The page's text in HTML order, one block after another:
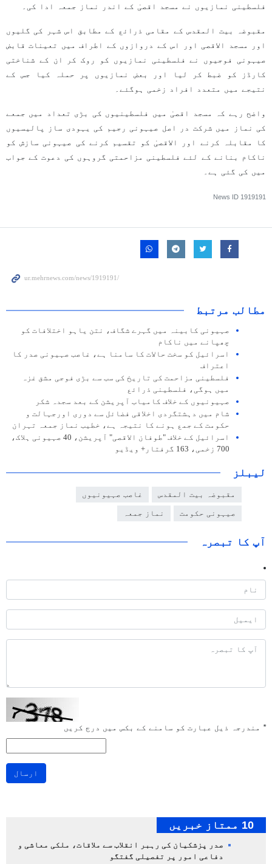
فلسطینی نمازیوں نے مسجد اقصیٰ کے اندر نماز جمعہ ادا کی۔
مقبوضہ بیت المقدس کے مقامی ذرائع کے مطابق اس شہر کی گلیوں
اور مسجد الاقصی اور اس کے دروازوں کے اطراف میں تعینات قابض
صیہونی فوجیوں نے فلسطینی نمازیوں کو روک کر ان کے شناختی
کارڈز کو ضبط کر لیا اور بعض نمازیوں پر حملہ کیا جس کے
نتیجے میں متعدد افراد زخمی ہوگئے۔
واضح رہے کہ مسجد اقصیٰ میں فلسطینیوں کی بڑی تعداد میں جمعے
کی نماز میں شرکت در اصل صیہونی رجیم کی یہودی ساز پالیسیوں
کا مقابلہ کرنے اور الاقصیٰ کو تقسیم کرنے کی صیہونی سازش کو
ناکام بنانے کے لئے فلسطینی مزاحمتی گروہوں کی دعوت کے جواب
میں کی گئی ہے۔
News ID 1919191
مطالب مرتبط
صہیونی کابینہ میں گہرے شگاف، نتن یاہو اختلافات کو
چھپانے میں ناکام
اسرائیل کو سخت حالات کا سامنا ہے، غاصب صہیونی صدر کا
اعتراف
فلسطینی مزاحمت کی تاریخ کی سب سے بڑی فوجی مشق غزہ
میں ہوگی، فلسطینی ذرائع
صہیونیوں کے خلاف کامیاب آپریشن کے بعد سجدہ شکر
شام میں دہشتگردی اخلاقی فضائل سے دوری اورجہالت و
حکومت کے جمع ہونے کا نتیجہ ہے، خطیب نماز جمعہ تہران
اسرائیل کے خلاف "طوفان الاقصی" آپریشن، 40 صہیونی ہلاک،
700 زخمی، 163 گرفتار+ ویڈیو
لیبلز
مقبوضہ بیت المقدس غاصب صہیونیوں
صیہونی حکومت نماز جمعہ
آپ کا تبصرہ
* مندرجہ ذیل عبارت کو سامنے کے بکس میں درج کریں
ارسال
10 ممتاز خبریں
صدر پزشکیان کی رہبر انقلاب سے ملاقات، ملکی معاشی و
دفاعی امور پر تفصیلی گفتگو